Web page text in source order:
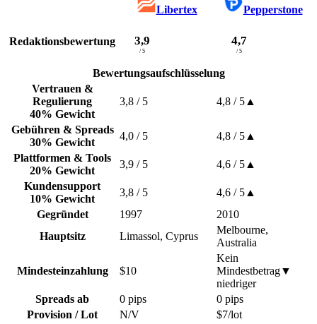
Libertex Pepperstone
Redaktionsbewertung 3,9
/ 5
4,7
/ 5
Bewertungsaufschlüsselung
Vertrauen &
Regulierung
40% Gewicht
3,8 / 5 4,8 / 5 ▲
Gebühren & Spreads
30% Gewicht
4,0 / 5 4,8 / 5 ▲
Plattformen & Tools
20% Gewicht
3,9 / 5 4,6 / 5 ▲
Kundensupport
10% Gewicht
3,8 / 5 4,6 / 5 ▲
Gegründet
1997
2010
Hauptsitz
Limassol, Cyprus
Melbourne,
Australia
Mindesteinzahlung $10
Kein
Mindestbetrag▼
niedriger
Spreads ab
0 pips
0 pips
Provision / Lot
N/V $7/lot